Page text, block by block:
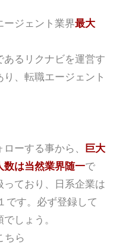
ージェント業界最大
るリクナビを運営す
、転職エージェント
ーする事から、
巨大
数は当然業界随一で
ており、日系企業は
です。必ず登録して
しょう。
ちら